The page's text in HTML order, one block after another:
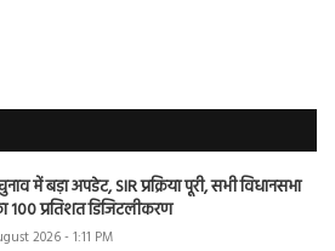
में बड़ा अपडेट, SIR प्रक्रिया पूरी, सभी विधानसभा
100 प्रतिशत डिजिटलीकरण
2026 - 1:11 PM